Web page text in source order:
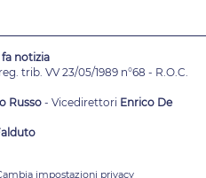
notizia
trib. VV 23/05/1989 n°68 - R.O.C.
Russo - Vicedirettori Enrico De
impostazioni privacy